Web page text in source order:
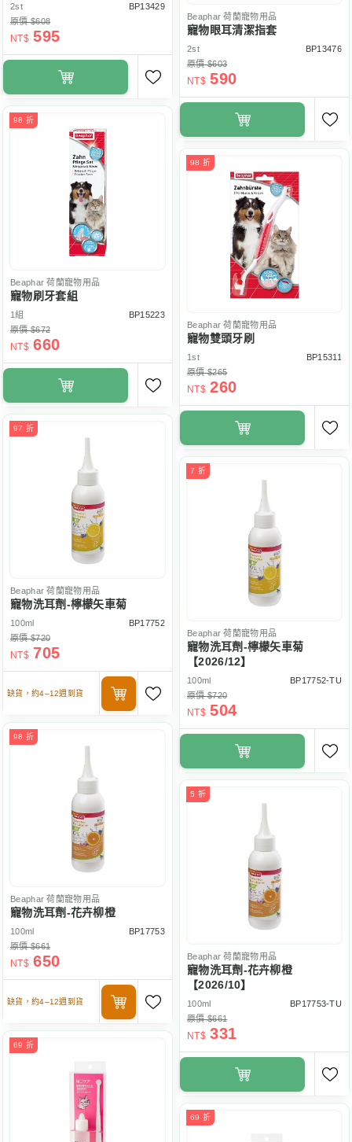
2st
BP13429
原價 $608
NT$ 595
Beaphar 荷蘭寵物用品
寵物眼耳清潔指套
2st
BP13476
原價 $603
NT$ 590
98 折
Beaphar 荷蘭寵物用品
寵物刷牙套組
1組
BP15223
原價 $672
NT$ 660
98 折
Beaphar 荷蘭寵物用品
寵物雙頭牙刷
1st
BP15311
原價 $265
NT$ 260
97 折
Beaphar 荷蘭寵物用品
寵物洗耳劑-檸檬矢車菊
100ml
BP17752
原價 $720
NT$ 705
缺貨，約4–12週到貨
7 折
Beaphar 荷蘭寵物用品
寵物洗耳劑-檸檬矢車菊
【2026/12】
100ml
BP17752-TU
原價 $720
NT$ 504
98 折
Beaphar 荷蘭寵物用品
寵物洗耳劑-花卉柳橙
100ml
BP17753
原價 $661
NT$ 650
缺貨，約4–12週到貨
5 折
Beaphar 荷蘭寵物用品
寵物洗耳劑-花卉柳橙
【2026/10】
100ml
BP17753-TU
原價 $661
NT$ 331
69 折
69 折